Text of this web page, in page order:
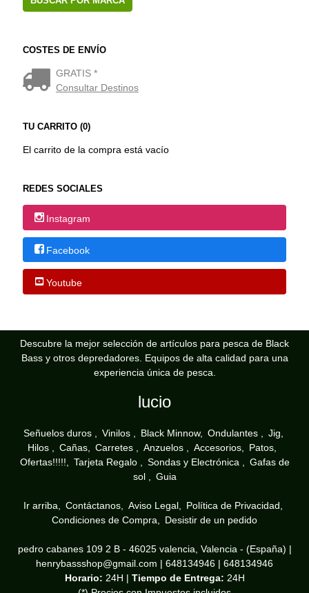
COSTES DE ENVÍO
GRATIS *
Consultar Destinos
TU CARRITO (0)
El carrito de la compra está vacío
REDES SOCIALES
Instagram
Facebook
Youtube
Descubre la mejor selección de artículos para pesca de Black
Bass y otros depredadores. Equipos de alta calidad para una
experiencia única de pesca.
lucio
Señuelos duros Vinilos Black Minnow Ondulantes
Jig
Hilos
Cañas Carretes Anzuelos Accesorios
Patos
Ofertas!!!!!
Tarjeta Regalo Sondas y Electrónica
Gafas de
sol
Guia
Ir arriba Contáctanos Aviso Legal
Política de Privacidad
Condiciones de Compra
Desistir de un pedido
pedro cabanes 109 2 B - 46025 valencia, Valencia - (España) |
henrybassshop@gmail.com | 648134946 | 648134946
Horario: 24H | Tiempo de Entrega: 24H